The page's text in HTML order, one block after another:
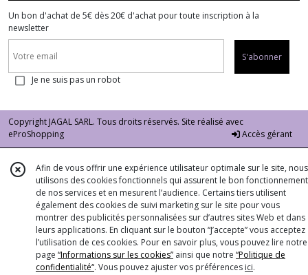
Un bon d'achat de 5€ dès 20€ d'achat pour toute inscription à la
newsletter
S'abonner
Je ne suis pas un robot
Copyright JAGAL SARL. Tous droits réservés. Site réalisé avec
eProShopping
Accès gérant
Afin de vous offrir une expérience utilisateur optimale sur le site, nous
utilisons des cookies fonctionnels qui assurent le bon fonctionnement
de nos services et en mesurent l’audience. Certains tiers utilisent
également des cookies de suivi marketing sur le site pour vous
montrer des publicités personnalisées sur d’autres sites Web et dans
leurs applications. En cliquant sur le bouton “J’accepte” vous acceptez
l’utilisation de ces cookies. Pour en savoir plus, vous pouvez lire notre
page “Informations sur les cookies” ainsi que notre “Politique de
confidentialité“. Vous pouvez ajuster vos préférences ici.